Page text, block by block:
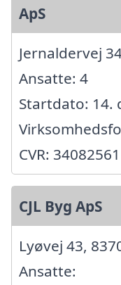
ApS
Jernaldervej
Ansatte: 4
Startdato: 14.
CVR: 34082561
CJL Byg ApS
Lyøvej 43,
Ansatte: